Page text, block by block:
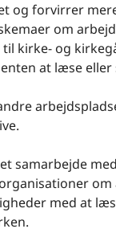
og forvirrer
om
kirke- og
at læse eller
samarbejde
om
med at